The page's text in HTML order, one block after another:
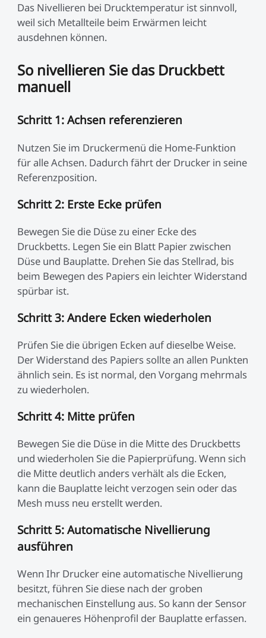
Das Nivellieren bei Drucktemperatur ist sinnvoll,
weil sich Metallteile beim Erwärmen leicht
ausdehnen können.
So nivellieren Sie das Druckbett
manuell
Schritt 1: Achsen referenzieren
Nutzen Sie im Druckermenü die Home-Funktion
für alle Achsen. Dadurch fährt der Drucker in seine
Referenzposition.
Schritt 2: Erste Ecke prüfen
Bewegen Sie die Düse zu einer Ecke des
Druckbetts. Legen Sie ein Blatt Papier zwischen
Düse und Bauplatte. Drehen Sie das Stellrad, bis
beim Bewegen des Papiers ein leichter Widerstand
spürbar ist.
Schritt 3: Andere Ecken wiederholen
Prüfen Sie die übrigen Ecken auf dieselbe Weise.
Der Widerstand des Papiers sollte an allen Punkten
ähnlich sein. Es ist normal, den Vorgang mehrmals
zu wiederholen.
Schritt 4: Mitte prüfen
Bewegen Sie die Düse in die Mitte des Druckbetts
und wiederholen Sie die Papierprüfung. Wenn sich
die Mitte deutlich anders verhält als die Ecken,
kann die Bauplatte leicht verzogen sein oder das
Mesh muss neu erstellt werden.
Schritt 5: Automatische Nivellierung
ausführen
Wenn Ihr Drucker eine automatische Nivellierung
besitzt, führen Sie diese nach der groben
mechanischen Einstellung aus. So kann der Sensor
ein genaueres Höhenprofil der Bauplatte erfassen.